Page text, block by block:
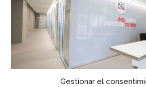
Gestionar el